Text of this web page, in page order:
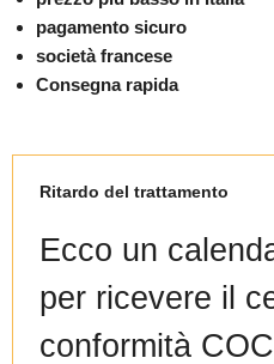
pagamento sicuro
società francese
Consegna rapida
Ritardo del trattamento
Ecco un
per ricevere il
conformità COC